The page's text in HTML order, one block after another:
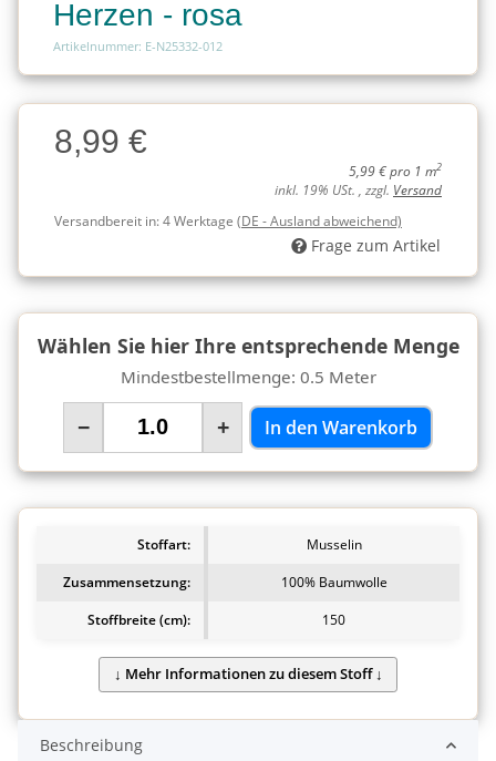
Herzen - rosa
Artikelnummer: E-N25332-012
Charge
Charge8,99 €
5,99 € pro 1 m2
inkl. 19% USt. , zzgl. Versand
Versandbereit in:4 Werktage (DE - Ausland abweichend)
Frage zum Artikel
Wählen Sie hier Ihre entsprechende Menge
Mindestbestellmenge: 0.5 Meter
− + In den Warenkorb
Stoffart:
Musselin
Zusammensetzung:
100% Baumwolle
Stoffbreite (cm):
150
Beschreibung